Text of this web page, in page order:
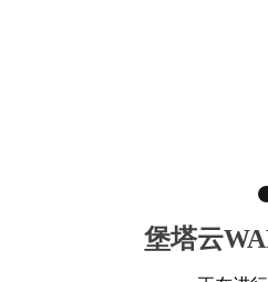
堡塔云